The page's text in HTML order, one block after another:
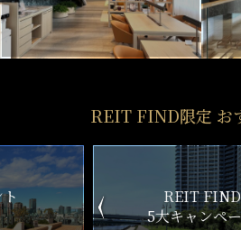
REIT FIND限定 お
ン
リアルタイ
更新一覧チェ